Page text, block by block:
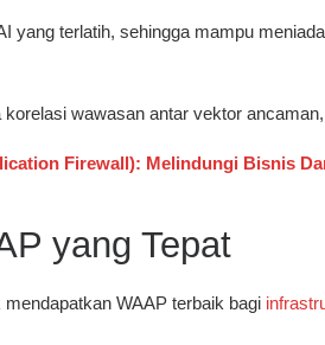
yang terlatih, sehingga mampu
wawasan antar vektor
Firewall): Melindungi Bisnis
yang Tepat
WAAP terbaik bagi